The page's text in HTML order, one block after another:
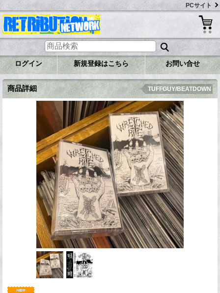
PCサイト
ログイン 新規登録はこちら お問い合せ
商品詳細 TUFFGUY/BEATDOWN